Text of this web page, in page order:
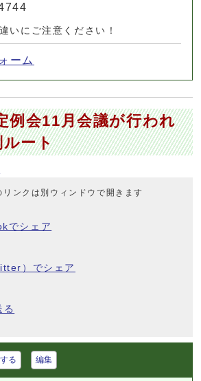
いにご注意ください！
ーム
例会11月会議が行われ
ート
リンクは別ウィンドウで開きます
でシェア
）でシェア
る
る 編集